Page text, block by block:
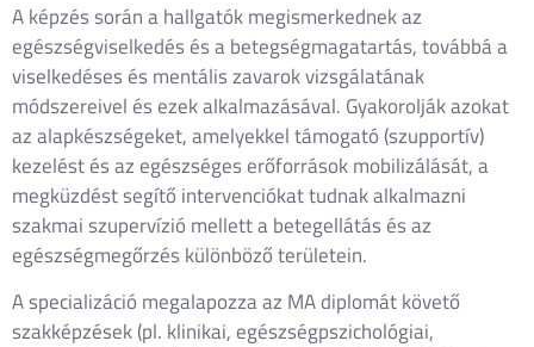
A képzés során a hallgatók megismerkednek az
egészségviselkedés és a betegségmagatartás, továbbá a
viselkedéses és mentális zavarok vizsgálatának
módszereivel és ezek alkalmazásával. Gyakorolják azokat
az alapkészségeket, amelyekkel támogató (szupportív)
kezelést és az egészséges erőforrások mobilizálását, a
megküzdést segítő intervenciókat tudnak alkalmazni
szakmai szupervízió mellett a betegellátás és az
egészségmegőrzés különböző területein.
A specializáció megalapozza az MA diplomát követő
szakképzések (pl. klinikai, egészségpszichológiai,